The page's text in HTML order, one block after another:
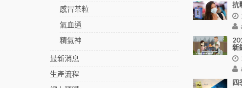
感冒茶粒
氣血通
精氣神
最新消息
生產流程
抗
新
四